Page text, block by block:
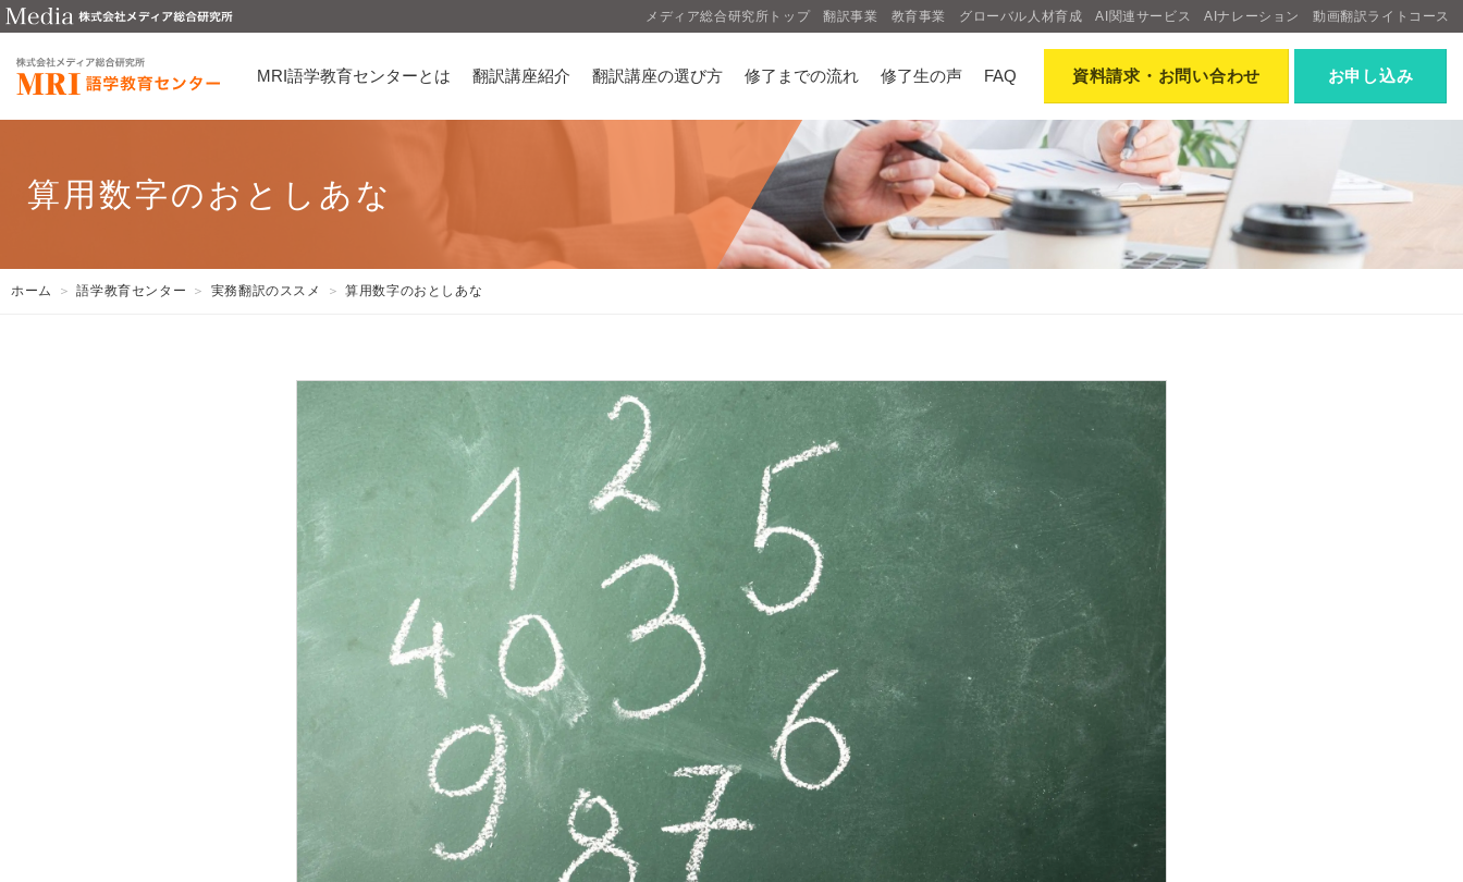
メディア総合研究所トップ 翻訳事業 教育事業 グローバル人材育成 AI関連サービス AIナレーション 動画翻訳ライトコース
お申し込み
資料請求 ・お問い合わせ
MRI語学教育センターとは 翻訳講座紹介 翻訳講座の選び方 修了までの流れ 修了生の声 FAQ
算用数字のおとしあな
ホーム 語学教育センター 実務翻訳のススメ 算用数字のおとしあな